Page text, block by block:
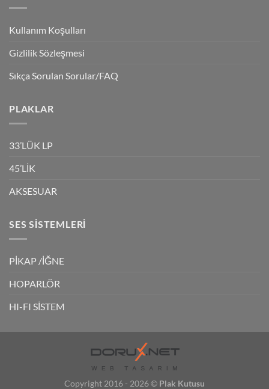
Kullanım Koşulları
Gizlilik Sözleşmesi
Sıkça Sorulan Sorular/FAQ
PLAKLAR
33’LÜK LP
45’LİK
AKSESUAR
SES SISTEMLERI
PİKAP /İĞNE
HOPARLÖR
HI-FI SİSTEM
Copyright 2016 - 2026 © Plak Kutusu